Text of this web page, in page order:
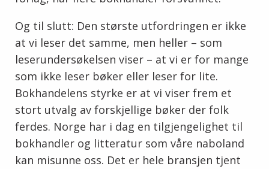
Og til slutt: Den største utfordringen er ikke
at vi leser det samme, men heller – som
leserundersøkelsen viser – at vi er for mange
som ikke leser bøker eller leser for lite.
Bokhandelens styrke er at vi viser frem et
stort utvalg av forskjellige bøker der folk
ferdes. Norge har i dag en tilgjengelighet til
bokhandler og litteratur som våre naboland
kan misunne oss. Det er hele bransjen tjent